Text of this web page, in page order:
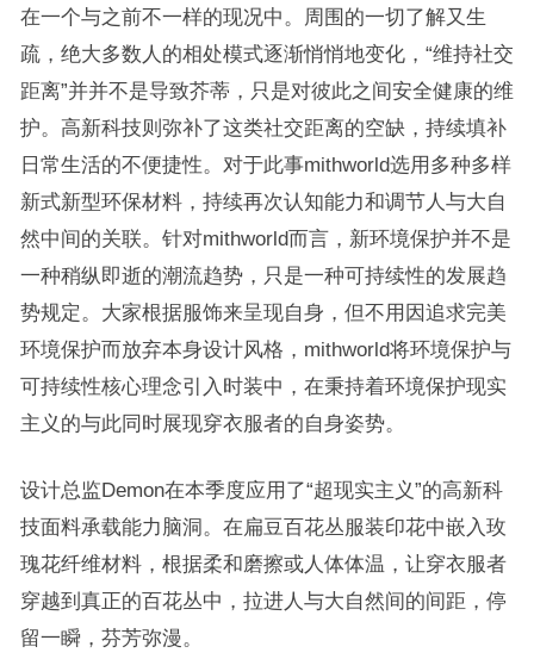
在一个与之前不一样的现况中。周围的一切了解又生
疏，绝大多数人的相处模式逐渐悄悄地变化，“维持社交
距离”并并不是导致芥蒂，只是对彼此之间安全健康的维
护。高新科技则弥补了这类社交距离的空缺，持续填补
日常生活的不便捷性。对于此事mithworld选用多种多样
新式新型环保材料，持续再次认知能力和调节人与大自
然中间的关联。针对mithworld而言，新环境保护并不是
一种稍纵即逝的潮流趋势，只是一种可持续性的发展趋
势规定。大家根据服饰来呈现自身，但不用因追求完美
环境保护而放弃本身设计风格，mithworld将环境保护与
可持续性核心理念引入时装中，在秉持着环境保护现实
主义的与此同时展现穿衣服者的自身姿势。
设计总监Demon在本季度应用了“超现实主义”的高新科
技面料承载能力脑洞。在扁豆百花丛服装印花中嵌入玫
瑰花纤维材料，根据柔和磨擦或人体体温，让穿衣服者
穿越到真正的百花丛中，拉进人与大自然间的间距，停
留一瞬，芬芳弥漫。